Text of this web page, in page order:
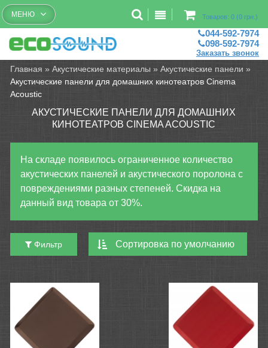
Бесплатный рассчет помещений
Товаров: 0 (0 грн.)
МЕНЮ
044-592-7974
098-592-7974
Заказать звонок
Главная »Акустические материалы »Акустические панели »
Акустические панели для домашних кинотеатров Cinema
Acoustic
АКУСТИЧЕСКИЕ ПАНЕЛИ ДЛЯ ДОМАШНИХ
КИНОТЕАТРОВ CINEMA ACOUSTIC
На складе появилось ограниченное количество
акустических панелей и акустического поролона с
повреждениями разных степеней. Скидка на
данный вид товара от 30%.
Фильтр